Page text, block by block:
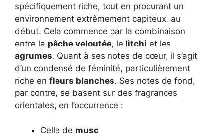
spécifiquement riche, tout en procurant un
environnement extrêmement capiteux, au
début. Cela commence par la combinaison
entre la pêche veloutée, le litchi et les
agrumes. Quant à ses notes de cœur, il s’agit
d’un condensé de féminité, particulièrement
riche en fleurs blanches. Ses notes de fond,
par contre, se basent sur des fragrances
orientales, en l’occurrence :
Celle de musc